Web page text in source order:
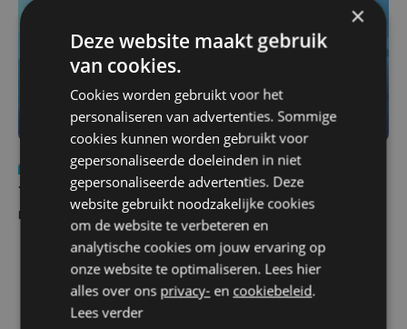
Nieuws
do 6 augustus | 21:30
Yaro (19), slachtoffer van vechtpartij, is na
maandenlange coma overleden
×
Deze website maakt gebruik
van cookies.
Cookies worden gebruikt voor het
personaliseren van advertenties. Sommige
cookies kunnen worden gebruikt voor
gepersonaliseerde doeleinden in niet
gepersonaliseerde advertenties. Deze
website gebruikt noodzakelijke cookies
om de website te verbeteren en
analytische cookies om jouw ervaring op
onze website te optimaliseren. Lees hier
alles over ons privacy- en cookiebeleid.
Lees verder